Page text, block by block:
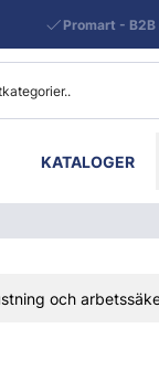
KATALOGER
Promart -
och